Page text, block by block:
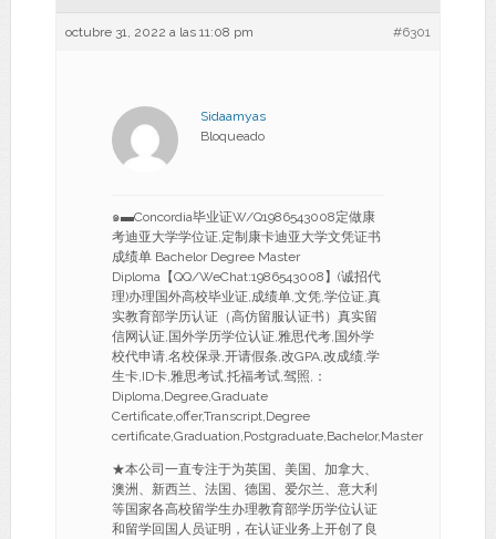
octubre 31, 2022 a las 11:08 pm #6301
Sidaamyas
Bloqueado
๑▬Concordia毕业证W/Q1986543008定做康
考迪亚大学学位证,定制康卡迪亚大学文凭证书
成绩单 Bachelor Degree Master
Diploma【QQ/WeChat:1986543008】(诚招代
理)办理国外高校毕业证,成绩单,文凭,学位证,真
实教育部学历认证（高仿留服认证书）真实留
信网认证,国外学历学位认证,雅思代考,国外学
校代申请,名校保录,开请假条,改GPA,改成绩,学
生卡,ID卡,雅思考试,托福考试,驾照,：
Diploma,Degree,Graduate
Certificate,offer,Transcript,Degree
certificate,Graduation,Postgraduate,Bachelor,Master
★本公司一直专注于为英国、美国、加拿大、
澳洲、新西兰、法国、德国、爱尔兰、意大利
等国家各高校留学生办理教育部学历学位认证
和留学回国人员证明，在认证业务上开创了良